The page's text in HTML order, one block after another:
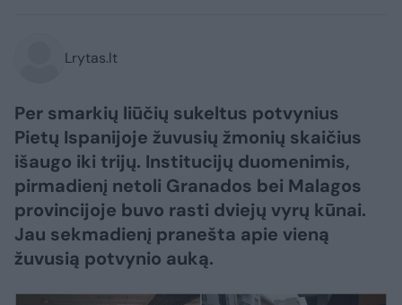
Lrytas.lt
Per smarkių liūčių sukeltus potvynius
Pietų Ispanijoje žuvusių žmonių skaičius
išaugo iki trijų. Institucijų duomenimis,
pirmadienį netoli Granados bei Malagos
provincijoje buvo rasti dviejų vyrų kūnai.
Jau sekmadienį pranešta apie vieną
žuvusią potvynio auką.